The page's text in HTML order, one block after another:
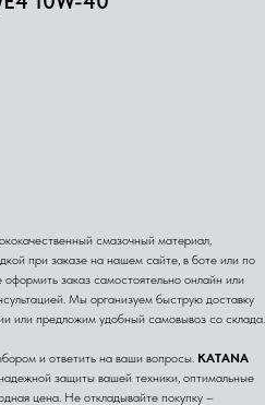
смазочный материал,
при заказе на нашем сайте, в боте или по
заказ самостоятельно онлайн или
Мы организуем быструю доставку
или предложим удобный самовывоз со склада.
и ответить на ваши вопросы. KATANA
защиты вашей техники, оптимальные
цена. Не откладывайте покупку –